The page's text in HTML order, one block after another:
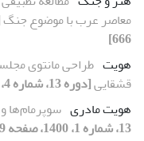
معاصر عرب با موضوع جنگ
666]
هویت طراحی مانتوی
قشقایی[دوره 13، شماره 4، 1400، صفحه 605-627]
هویت مادری سوپرمام‌ها
13، شماره 1، 1400، صفحه 139-163]